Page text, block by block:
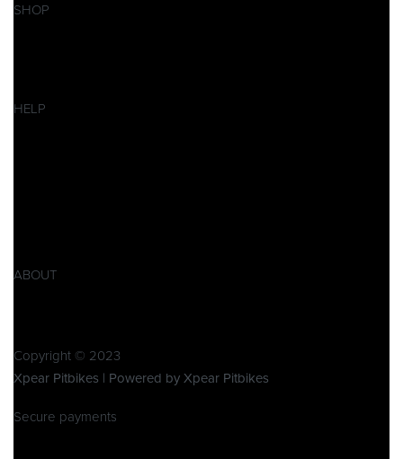
SHOP
HELP
ABOUT
Copyright © 2023
Xpear Pitbikes | Powered by Xpear Pitbikes
Secure payments